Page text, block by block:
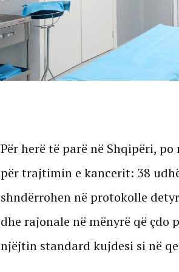
Për herë të parë në Shqipëri,
për trajtimin e kancerit: 38
shndërrohen në protokolle
dhe rajonale në mënyrë që çdo
njëjtin standard kujdesi si në